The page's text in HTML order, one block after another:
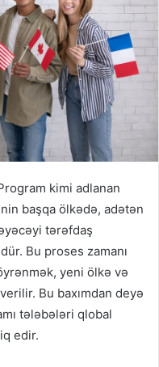
kimi adlanan
başqa ölkədə, adətən
tərəfdaş
Bu proses zamanı
yeni ölkə və
Bu baxımdan deyə
tələbələri qlobal
edir.